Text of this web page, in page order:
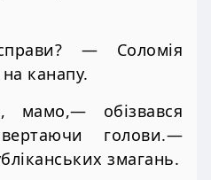
— Соломія
на канапу.
обізвався
голови.—
змагань.